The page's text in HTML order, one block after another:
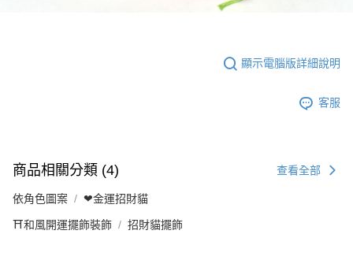
顯示電腦版詳細說明
客服
商品相關分類 (4) 查看全部
依角色圖案 ❤金運招財貓
⛩️和風開運擺飾裝飾 招財貓擺飾